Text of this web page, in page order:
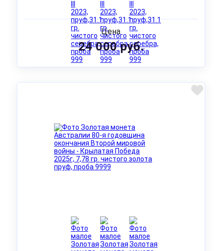
Цена
24 000 руб.